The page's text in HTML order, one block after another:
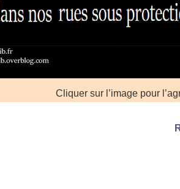
Cliquer sur l’image pour